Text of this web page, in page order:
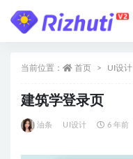
当前位置： 首页 UI设计
建筑学登录页
油条 UI设计 6 年前